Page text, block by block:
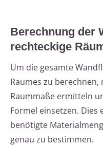
Berechnung der
rechteckige
Um die gesamte
Raumes zu berechnen,
Raummaße ermitteln
Formel einsetzen.
benötigte
genau zu bestimmen.